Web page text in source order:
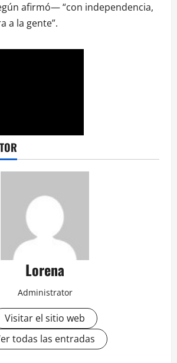
afirmó— “con independencia,
a la gente”.
Lorena
Administrator
Visitar el sitio web
todas las entradas